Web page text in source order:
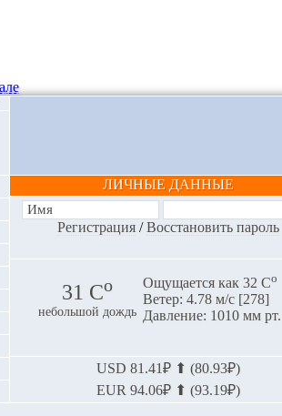
ЛИЧНЫЕ ДАННЫЕ
Регистрация/Восстановить пароль
31 Сo
небольшой дождь
Ощущается как 32 Сo
Ветер: 4.78 м/с [278]
Давление: 1010 мм рт.
USD 81.41₽ ⬆ (80.93₽)
EUR 94.06₽ ⬆ (93.19₽)